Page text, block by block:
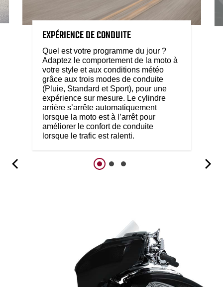
EXPÉRIENCE DE CONDUITE
Quel est votre programme du jour ?
Adaptez le comportement de la moto à
votre style et aux conditions météo
grâce aux trois modes de conduite
(Pluie, Standard et Sport), pour une
expérience sur mesure. Le cylindre
arrière s’arrête automatiquement
lorsque la moto est à l’arrêt pour
améliorer le confort de conduite
lorsque le trafic est ralenti.